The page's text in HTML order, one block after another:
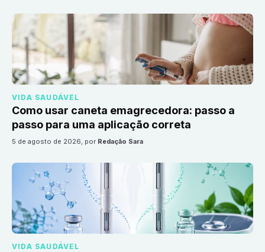
VIDA SAUDÁVEL
Como usar caneta emagrecedora: passo a
passo para uma aplicação correta
5 de agosto de 2026, por Redação Sara
VIDA SAUDÁVEL